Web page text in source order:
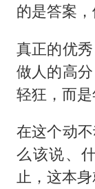
的是答案，
真正的优
做人的高
轻狂，而是
在这个动
么该说、
止，这本身